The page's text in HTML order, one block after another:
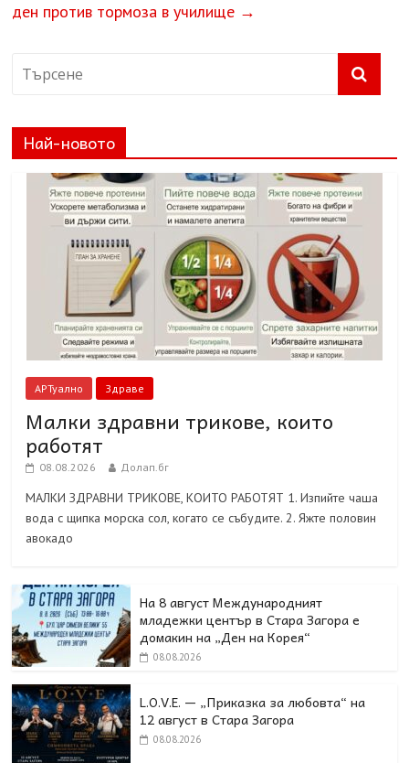
ден против тормоза в училище →
Най-новото
АРТуално Здраве
Малки здравни трикове, които
работят
08.08.2026 Долап.бг
МАЛКИ ЗДРАВНИ ТРИКОВЕ, КОИТО РАБОТЯТ 1. Изпийте чаша
вода с щипка морска сол, когато се събудите. 2. Яжте половин
авокадо
На 8 август Международният
младежки център в Стара Загора е
домакин на „Ден на Корея“
08.08.2026
L.O.V.E. — „Приказка за любовта“ на
12 август в Стара Загора
08.08.2026